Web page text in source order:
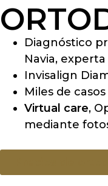
Diagnóstico
Navia,
Invisalign
Miles de
Virtual care,
mediante